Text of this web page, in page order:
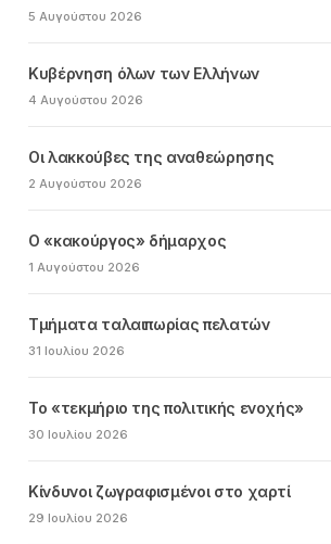
5 Αυγούστου 2026
Κυβέρνηση όλων των Ελλήνων
4 Αυγούστου 2026
Οι λακκούβες της αναθεώρησης
2 Αυγούστου 2026
Ο «κακούργος» δήμαρχος
1 Αυγούστου 2026
Τμήματα ταλαιπωρίας πελατών
31 Ιουλίου 2026
Το «τεκμήριο της πολιτικής ενοχής»
30 Ιουλίου 2026
Κίνδυνοι ζωγραφισμένοι στο χαρτί
29 Ιουλίου 2026